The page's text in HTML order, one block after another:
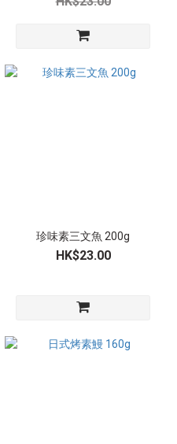
珍味素三文魚 200g
HK$23.00